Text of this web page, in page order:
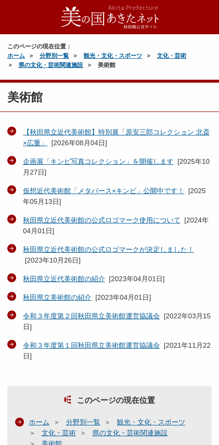
このページの現在位置：
ホーム
分野別一覧 観光・文化・スポーツ
文化・芸術
県の文化・芸術関連施設
美術館
美術館
【秋田県立近代美術館】特別展「原安三郎コレクション 北斎
×広重」
[2026年08月04日]
企画展「キンビ写真コレクション」を開催します [2025年10
月27日]
仮想近代美術館「メタバース×キンビ」公開中です！ [2025
年05月13日]
秋田県立近代美術館の公式ロゴマーク使用について [2024年
04月01日]
秋田県立近代美術館の公式ロゴマークが決定しました！
[2023年10月26日]
秋田県立近代美術館の紹介 [2023年04月01日]
秋田県立美術館の紹介 [2023年04月01日]
令和３年度第２回秋田県立美術館運営協議会 [2022年03月15
日]
令和３年度第１回秋田県立美術館運営協議会 [2021年11月22
日]
このページの現在位置
ホーム 分野別一覧
観光・文化・スポーツ
文化・芸術
県の文化・芸術関連施設